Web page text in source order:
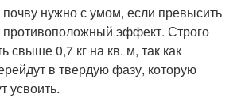
почву нужно с умом, если превысить
противоположный эффект. Строго
свыше 0,7 кг на кв. м, так как
в твердую фазу, которую
усвоить.